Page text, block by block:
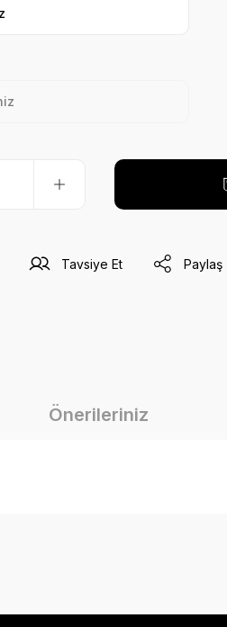
Tavsiye Et Paylaş
Önerileriniz